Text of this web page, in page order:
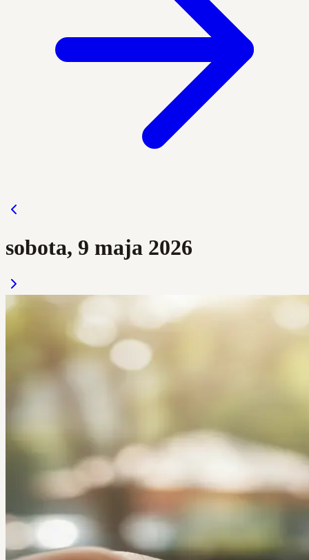
sobota, 9 maja 2026